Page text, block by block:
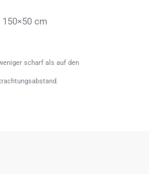
150×50 cm
scharf als auf den